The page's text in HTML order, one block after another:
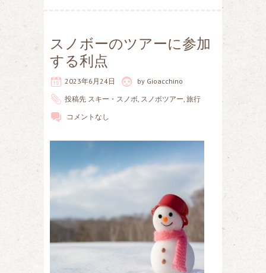
スノボーのツアーに参加
する利点
2023年6月24日 by Gioacchino
投稿先 スキー・スノボ スノボツアー 旅行
コメントなし